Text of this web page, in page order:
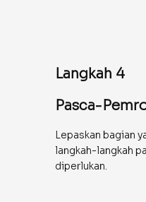
Langkah 4
Pasca-
Lepaskan bagian
langkah-langkah
diperlukan.